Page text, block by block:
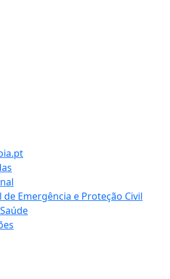
Emergência e Proteção Civil